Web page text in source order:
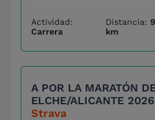
Actividad:
Carrera
Distancia:9
km
A POR LA MARATÓN
ELCHE/ALICANTE
Strava